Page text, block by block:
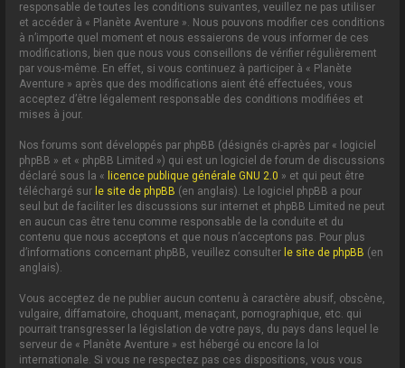
responsable de toutes les conditions suivantes, veuillez ne pas utiliser
et accéder à « Planète Aventure ». Nous pouvons modifier ces conditions
à n’importe quel moment et nous essaierons de vous informer de ces
modifications, bien que nous vous conseillons de vérifier régulièrement
par vous-même. En effet, si vous continuez à participer à « Planète
Aventure » après que des modifications aient été effectuées, vous
acceptez d’être légalement responsable des conditions modifiées et
mises à jour.
Nos forums sont développés par phpBB (désignés ci-après par « logiciel
phpBB » et « phpBB Limited ») qui est un logiciel de forum de discussions
déclaré sous la « licence publique générale GNU 2.0 » et qui peut être
téléchargé sur le site de phpBB (en anglais). Le logiciel phpBB a pour
seul but de faciliter les discussions sur internet et phpBB Limited ne peut
en aucun cas être tenu comme responsable de la conduite et du
contenu que nous acceptons et que nous n’acceptons pas. Pour plus
d’informations concernant phpBB, veuillez consulter le site de phpBB (en
anglais).
Vous acceptez de ne publier aucun contenu à caractère abusif, obscène,
vulgaire, diffamatoire, choquant, menaçant, pornographique, etc. qui
pourrait transgresser la législation de votre pays, du pays dans lequel le
serveur de « Planète Aventure » est hébergé ou encore la loi
internationale. Si vous ne respectez pas ces dispositions, vous vous